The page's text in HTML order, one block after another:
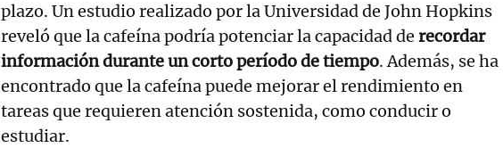
plazo. Un estudio realizado por la Universidad de John Hopkins
reveló que la cafeína podría potenciar la capacidad de recordar
información durante un corto período de tiempo. Además, se ha
encontrado que la cafeína puede mejorar el rendimiento en
tareas que requieren atención sostenida, como conducir o
estudiar.